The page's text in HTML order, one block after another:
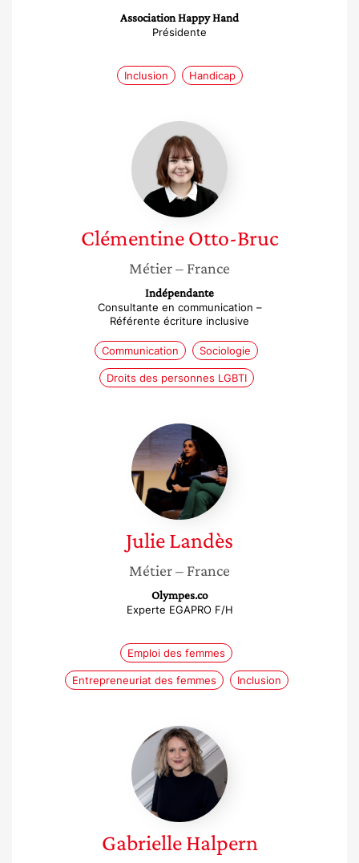
Association Happy Hand
Présidente
Inclusion Handicap
Clémentine
Otto-
Bruc
Clémentine Otto-Bruc
Métier– France
Indépendante
Consultante en communication –
Référente écriture inclusive
Communication Sociologie
Droits des personnes LGBTI
Julie
Landès
JulieLandès
Métier– France
Olympes.co
Experte EGAPRO F/H
Emploi des femmes
Entrepreneuriat des femmes Inclusion
Gabrielle
Halpern
Gabrielle Halpern